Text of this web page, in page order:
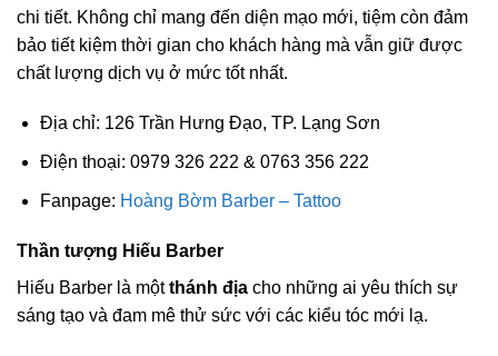
chi tiết. Không chỉ mang đến diện mạo mới, tiệm còn đảm
bảo tiết kiệm thời gian cho khách hàng mà vẫn giữ được
chất lượng dịch vụ ở mức tốt nhất.
Địa chỉ: 126 Trần Hưng Đạo, TP. Lạng Sơn
Điện thoại: 0979 326 222 & 0763 356 222
Fanpage: Hoàng Bờm Barber – Tattoo
Thần tượng Hiếu Barber
Hiếu Barber là mộtthánh địa cho những ai yêu thích sự
sáng tạo và đam mê thử sức với các kiểu tóc mới lạ.